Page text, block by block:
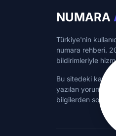
NUMARA
Türkiye'nin
numara rehberi.
bildirimleriyle
Bu sitedeki
yazılan yorumlar
bilgilerden